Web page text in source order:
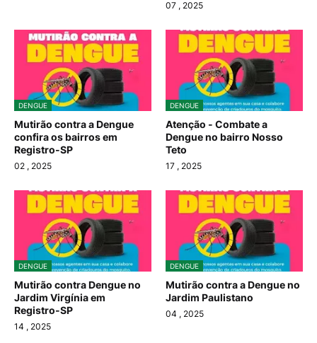
07 , 2025
DENGUE
Mutirão contra a Dengue
confira os bairros em
Registro-SP
02 , 2025
DENGUE
Atenção - Combate a
Dengue no bairro Nosso
Teto
17 , 2025
DENGUE
Mutirão contra Dengue no
Jardim Virgínia em
Registro-SP
14 , 2025
DENGUE
Mutirão contra a Dengue no
Jardim Paulistano
04 , 2025